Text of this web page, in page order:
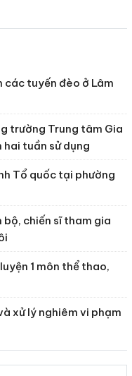
các tuyến đèo ở Lâm
trường Trung tâm Gia
hai tuần sử dụng
Tổ quốc tại phường
bộ, chiến sĩ tham gia
1 môn thể thao,
xử lý nghiêm vi phạm